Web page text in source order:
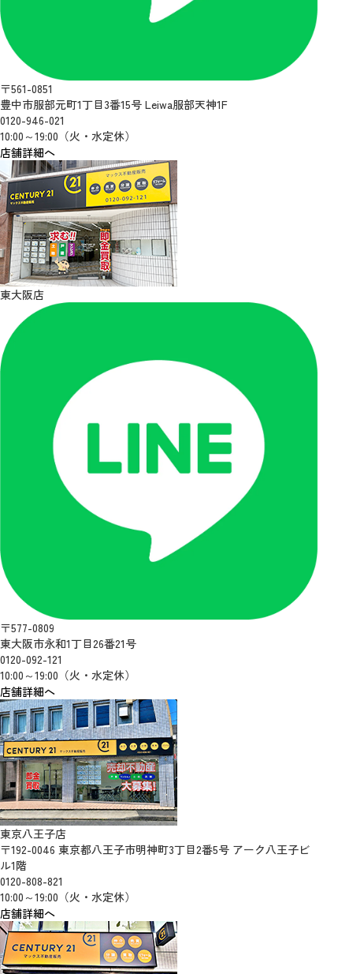
〒561-0851
豊中市服部元町1丁目3番15号 Leiwa服部天神1F
0120-946-021
10:00～19:00（火・水定休）
店舗詳細へ
東大阪店
〒577-0809
東大阪市永和1丁目26番21号
0120-092-121
10:00～19:00（火・水定休）
店舗詳細へ
東京八王子店
〒192-0046 東京都八王子市明神町3丁目2番5号 アーク八王子ビ
ル1階
0120-808-821
10:00～19:00（火・水定休）
店舗詳細へ